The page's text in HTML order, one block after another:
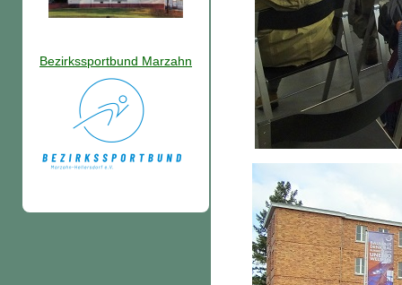
Bezirkssportbund Marzahn